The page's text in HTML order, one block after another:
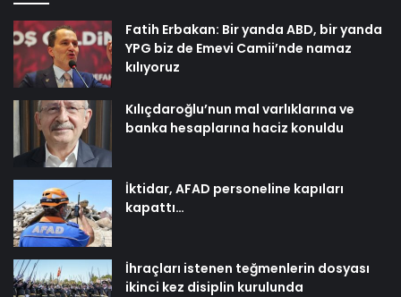
Fatih Erbakan: Bir yanda ABD, bir yanda
YPG biz de Emevi Camii’nde namaz
kılıyoruz
Kılıçdaroğlu’nun mal varlıklarına ve
banka hesaplarına haciz konuldu
İktidar, AFAD personeline kapıları
kapattı…
İhraçları istenen teğmenlerin dosyası
ikinci kez disiplin kurulunda